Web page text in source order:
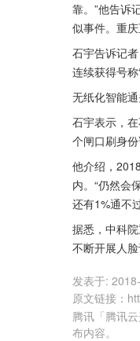
靠。”他告诉
似事件。重
石宇告诉记
连续获得号
无纸化智能
石宇表示，
个闸口刷身
他介绍，
内。“仍然会
还有1%通不
据悉，中科
不断开展人
发表于:
原文链接 ：
腾讯「腾讯
布内容。